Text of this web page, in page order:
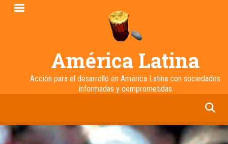
Pasar
América Latina
Acción para el desarrollo en América Latina con sociedades
informadas y comprometidas